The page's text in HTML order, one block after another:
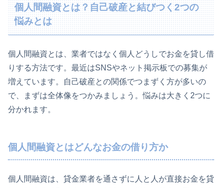
個人間融資とは？自己破産と結びつく2つの
悩みとは
個人間融資とは、業者ではなく個人どうしでお金を貸し借
りする方法です。最近はSNSやネット掲示板での募集が
増えています。自己破産との関係でつまずく方が多いの
で、まずは全体像をつかみましょう。悩みは大きく2つに
分かれます。
個人間融資とはどんなお金の借り方か
個人間融資は、貸金業者を通さずに人と人が直接お金を貸